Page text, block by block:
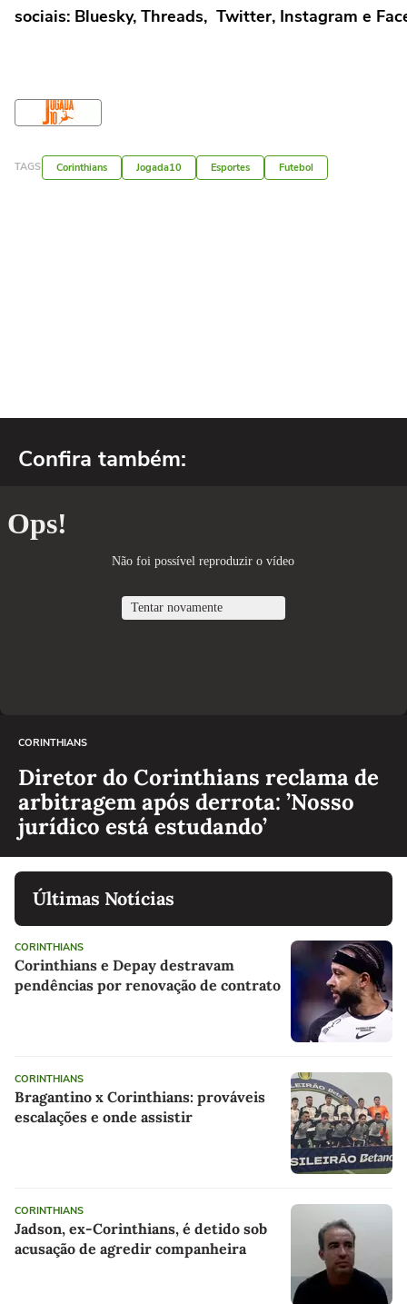
sociais: Bluesky, Threads, Twitter, Instagram e
TAGS Corinthians Jogada10 Esportes Futebol
Confira também:
CORINTHIANS
Diretor do Corinthians reclama de
arbitragem após derrota: ’Nosso
jurídico está estudando’
Últimas Notícias
CORINTHIANS
Corinthians e Depay destravam
pendências por renovação de contrato
CORINTHIANS
Bragantino x Corinthians: prováveis
escalações e onde assistir
CORINTHIANS
Jadson, ex-Corinthians, é detido sob
acusação de agredir companheira